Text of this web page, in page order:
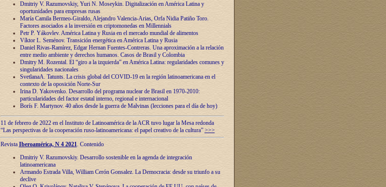
Dmitriy V. Razumovskiy, Yuri N. Moseykin. Digitalización en América Latina y
oportunidades para empresas rusas
María Camila Bermeo-Giraldo, Alejandro Valencia-Arias, Orfa Nidia Patiño Toro.
Factores asociados a la inversión en criptomonedas en Millennials
Petr P. Yákovlev. América Latina y Rusia en el mercado mundial de alimentos
Víktor L. Seménov. Transición energética en América Latina y Rusia
Daniel Rivas-Ramírez, Edgar Hernan Fuentes-Contreras. Una aproximación a la relación
entre medio ambiente y derechos humanos. Casos de Brasil y Colombia
Dmitry M. Rozental. El “giro a la izquierda” en América Latina: regularidades comunes y
singularidades nacionales
SvetlanaA. Tatunts. La crisis global del COVID-19 en la región latinoamericana en el
contexto de la oposición Norte-Sur
Irina D. Yakovenko. Desarrollo del programa nuclear de Brasil en 1970-2010:
particularidades del factor estatal interno, regional e internacional
Borís F. Martynov. 40 años desde la guerra de Malvinas (lecciones para el día de hoy)
11 de febrero de 2022 en el Instituto de Latinoamérica de la ACR tuvo lugar la Mesa redonda
“Las perspectivas de la cooperación ruso-latinoamericana: el papel creativo de la cultura” >>>
Revista Iberoamérica, N 4 2021. Contenido
Dmitriy V. Razumovskiy. Desarrollo sostenible en la agenda de integración
latinoamericana
Armando Estrada Villa, William Cerón Gonsalez. La Democracia: desde su triunfo a su
declive